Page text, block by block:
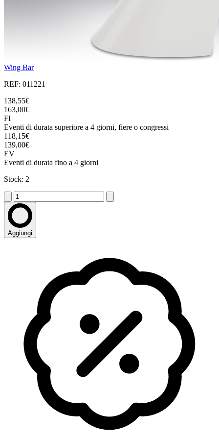
Wing Bar
REF: 011221
138,55€
163,00€
FI
Eventi di durata superiore a 4 giorni, fiere o congressi
118,15€
139,00€
EV
Eventi di durata fino a 4 giorni
Stock: 2
Aggiungi